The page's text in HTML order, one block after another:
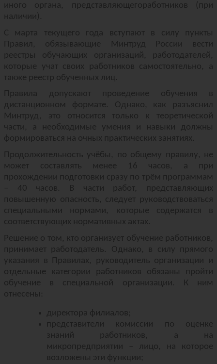
иного органа, представляющегоработников (при
наличии).
С марта текущего года вступают в силу пункты
Правил, обязывающие Минтруд России вести
реестры обучающих организаций, работодателей,
которые учат своих работников самостоятельно, а
также реестр обученных лиц.
Правила допускают проведение обучения в
дистанционном формате. Однако, как разъяснил
Минтруд, это относится только к теоретической
части, а необходимые умения и навыки должны
формироваться на очных практических занятиях.
Продолжительность учёбы, по общему правилу, не
может составлять менее 16 часов, а при
прохождении подготовки сразу по трём программам
– 40 часов. В части работ, представляющих
повышенную опасность, следует руководствоваться
специальными нормами, которые содержатся в
соответствующих нормативных актах.
Решение о том, кто организует обучение работников,
принимает работодатель. Однако, в силу прямого
указания в Правилах, руководитель организации и
отдельные категории работников обязаны пройти
обучение в специальной организации. К ним
отнесены:
директора филиалов;
представители комиссии по оценке
знаний работников, а на
микропредприятии – лицо, на которое
возложены эти функции;